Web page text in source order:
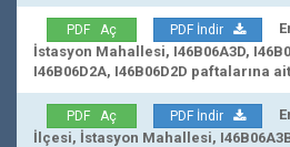
PDF Aç PDF İndir
İstasyon Mahallesi, I46B06A3D,
I46B06D2A, I46B06D2D paftalarına
PDF Aç PDF İndir
İlçesi, İstasyon Mahallesi,